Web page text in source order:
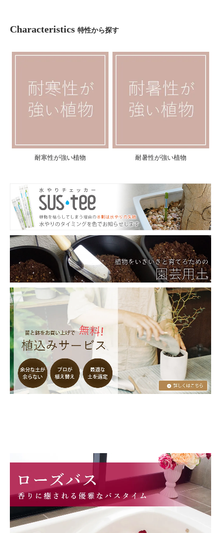
Characteristics 特性から探す
耐寒性が強い植物 耐暑性が強い植物